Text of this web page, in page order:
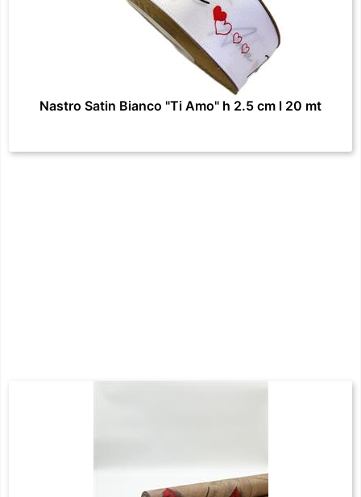
Nastro Satin Bianco "Ti Amo" h 2.5 cm l 20 mt